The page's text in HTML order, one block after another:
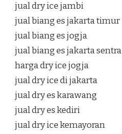
jual dry ice jambi
jual biang es jakarta timur
jual biang es jogja
jual biang es jakarta sentra
harga dry ice jogja
jual dry ice di jakarta
jual dry es karawang
jual dry es kediri
jual dry ice kemayoran